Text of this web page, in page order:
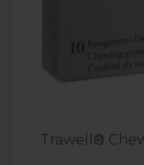
Trawell®